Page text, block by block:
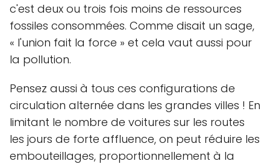
c'est deux ou trois fois moins de ressources
fossiles consommées. Comme disait un sage,
« l'union fait la force » et cela vaut aussi pour
la pollution.
Pensez aussi à tous ces configurations de
circulation alternée dans les grandes villes ! En
limitant le nombre de voitures sur les routes
les jours de forte affluence, on peut réduire les
embouteillages, proportionnellement à la